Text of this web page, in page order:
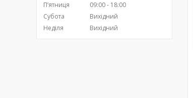
Пʼятниця
09:00
18:00
Субота
Вихідний
Неділя
Вихідний